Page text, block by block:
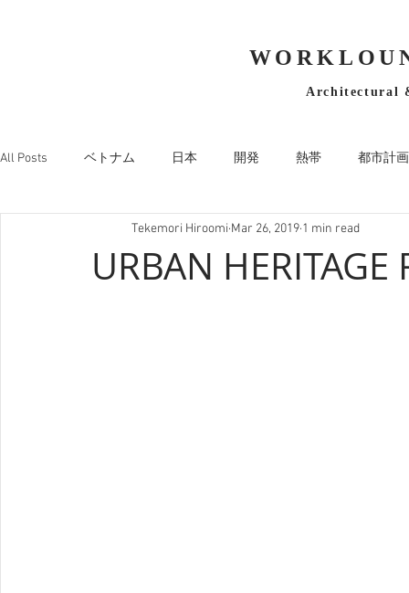
Architectural
All Posts ベトナム 日本 開発 熱帯 都市計画
URBAN
Tekemori Hiroomi Mar 26, 2019 1 min read